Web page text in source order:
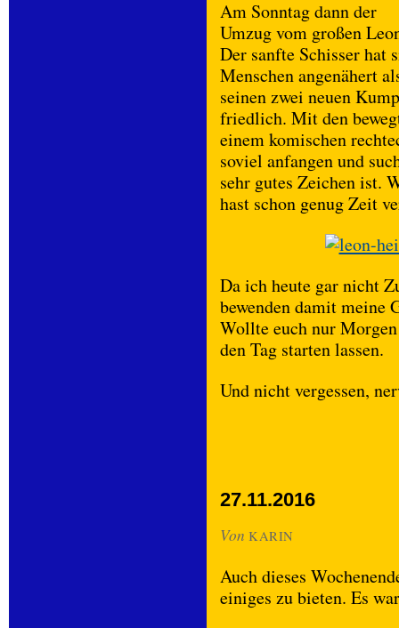
Am Sonntag dann der
Umzug vom großen
Der sanfte Schisser hat
Menschen angenähert
seinen zwei neuen
friedlich. Mit den
einem komischen
soviel anfangen und
sehr gutes Zeichen ist.
hast schon genug Zeit
Da ich heute gar nicht
bewenden damit meine
Wollte euch nur
den Tag starten lassen.
Und nicht vergessen,
27.11.2016
Von KARIN
Auch dieses
einiges zu bieten. Es